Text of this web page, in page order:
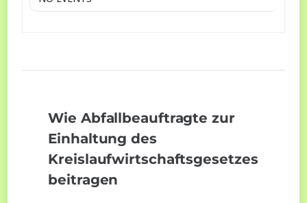
Wie Abfallbeauftragte zur
Einhaltung des
Kreislaufwirtschaftsgesetzes
beitragen